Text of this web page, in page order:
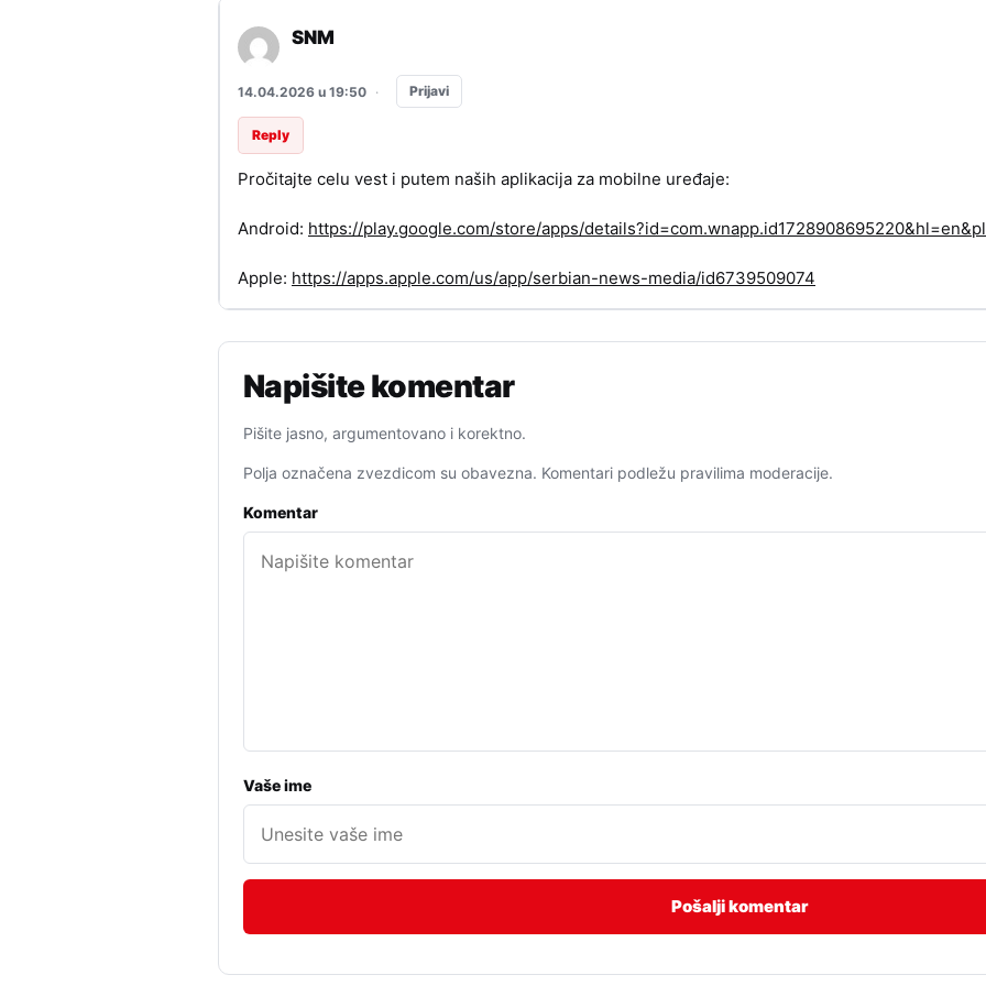
SNM
14.04.2026 u 19:50 · Prijavi
Reply
Pročitajte celu vest i putem naših aplikacija za mobilne uređaje:
Android: https://play.google.com/store/apps/
Apple: https://apps.apple.com/us/app/serbian-news-media/id6739509074
Napišite komentar
Pišite jasno, argumentovano i korektno.
Polja označena zvezdicom su obavezna. Komentari podležu pravilima moderacije.
Komentar
Vaše ime